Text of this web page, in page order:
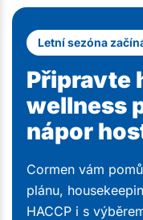
Letní sezóna
Připravte
wellness
nápor
Cormen vám
plánu,
HACCP i s